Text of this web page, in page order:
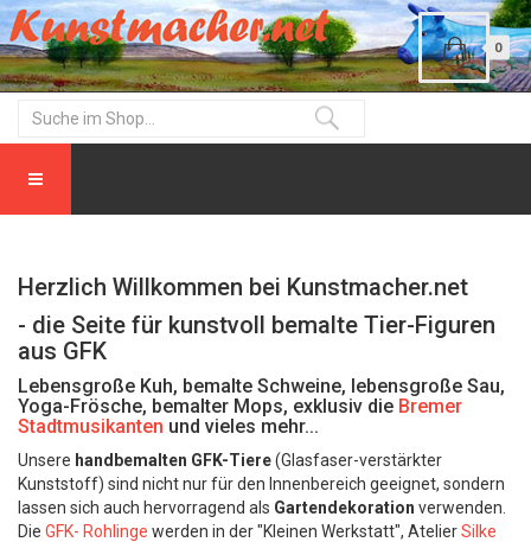
0
Herzlich Willkommen bei Kunstmacher.net
- die Seite für kunstvoll bemalte Tier-Figuren
aus GFK
Lebensgroße Kuh, bemalte Schweine, lebensgroße Sau,
Yoga-Frösche, bemalter Mops, exklusiv die Bremer
Stadtmusikanten und vieles mehr...
Unsere handbemalten GFK-Tiere(Glasfaser-verstärkter
Kunststoff) sind nicht nur für den Innenbereich geeignet, sondern
lassen sich auch hervorragend als Gartendekoration verwenden.
Die GFK- Rohlinge werden in der "Kleinen Werkstatt", AtelierSilke